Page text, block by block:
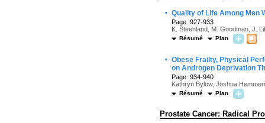
· Quality of Life Among Men
Page :927-933
K. Steenland, M. Goodman, J.
Résumé Plan
· Obese Frailty, Physical
on Androgen Deprivation
Page :934-940
Kathryn Bylow, Joshua
Résumé Plan
Prostate Cancer: Radical